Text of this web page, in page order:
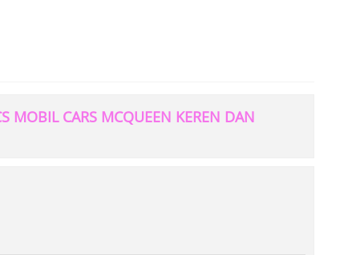
CARS MCQUEEN KEREN DAN